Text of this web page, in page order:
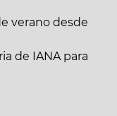
verano desde
de IANA para